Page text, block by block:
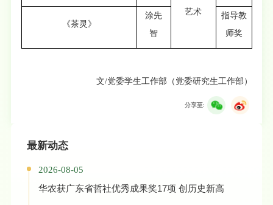
艺术
《茶灵》
涂先
智
指导教
师奖
文/党委学生工作部（党委研究生工作部）
分享至:
最新动态
2026-08-05
华农获广东省哲社优秀成果奖17项 创历史新高